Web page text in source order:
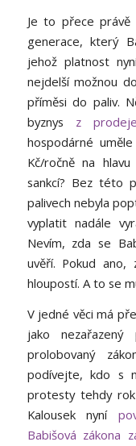
Je to přece právě
generace, který
jehož platnost
nejdelší možnou
příměsi do paliv.
byznys z
hospodárné
Kč/ročně na
sankcí? Bez této
palivech nebyla
vyplatit nadále
Nevím, zda se
uvěří. Pokud ano,
hloupostí. A to se
V jedné věci má
jako nezařazený
prolobovaný
podívejte, kdo s
protesty tehdy rok
Kalousek nyní
Babišová zákona